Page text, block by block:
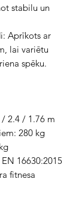
stabilu un
Aprīkots ar
lai variētu
spēku.
2.4 / 1.76 m
280 kg
16630:2015
fitnesa